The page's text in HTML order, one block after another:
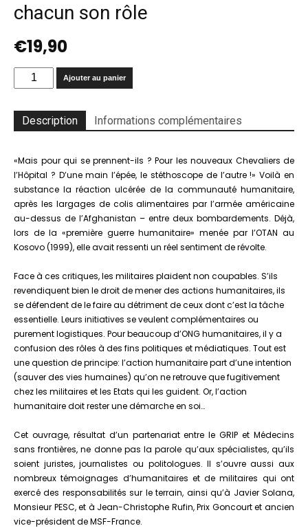
chacun son rôle
€19,90
quantité
de
humanitaires,
chacun
son
rôle
Ajouter au panier
Description Informations complémentaires
«Mais pour qui se prennent-ils ? Pour les nouveaux Chevaliers de
l’Hôpital ? D’une main l’épée, le stéthoscope de l’autre !» Voilà en
substance la réaction ulcérée de la communauté humanitaire,
après les largages de colis alimentaires par l’armée américaine
au-dessus de l’Afghanistan – entre deux bombardements. Déjà,
lors de la «première guerre humanitaire» menée par l’OTAN au
Kosovo (1999), elle avait ressenti un réel sentiment de révolte.
Face à ces critiques, les militaires plaident non coupables. S’ils
revendiquent bien le droit de mener des actions humanitaires, ils
se défendent de le faire au détriment de ceux dont c’est la tâche
essentielle. Leurs initiatives se veulent complémentaires ou
purement logistiques. Pour beaucoup d’ONG humanitaires, il y a
confusion des rôles à des fins politiques et médiatiques. Tout est
une question de principe: l’action humanitaire part d’une intention
(sauver des vies humaines) qu’on ne retrouve que fugitivement
chez les militaires et les Etats qui les guident. Or, l’action
humanitaire doit rester une démarche en soi…
Cet ouvrage, résultat d’un partenariat entre le GRIP et Médecins
sans frontières, ne donne pas la parole qu’aux spécialistes, qu’ils
soient juristes, journalistes ou politologues. Il s’ouvre aussi aux
nombreux témoignages d’humanitaires et de militaires qui ont
exercé des responsabilités sur le terrain, ainsi qu’à Javier Solana,
Monsieur PESC, et à Jean-Christophe Rufin, Prix Goncourt et ancien
vice-président de MSF-France.